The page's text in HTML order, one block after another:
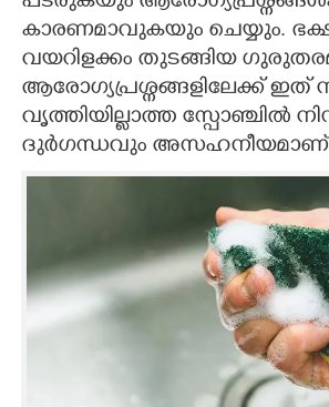
കാരണമാവുകയും ചെയ്യും.
വയറിളക്കം തുടങ്ങിയ
ആരോഗ്യപ്രശ്നങ്ങളിലേക്ക് ഇത്
വൃത്തിയില്ലാത്ത സ്പോഞ്ചിൽ
ദുർഗന്ധവും